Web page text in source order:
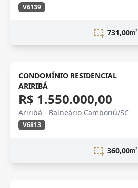
V6139
731,00m²
Novidade
CONDOMÍNIO RESIDENCIAL
ARIRIBÁ
R$ 1.550.000,00
Ariribá - Balneário Camboriú/SC
V6813
360,00m²